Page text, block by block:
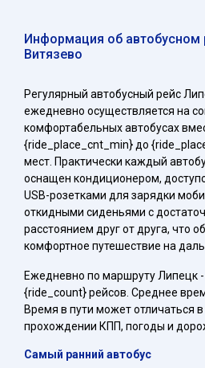
Информация об автобусном
Витязево
Регулярный автобусный рейс
ежедневно осуществляется на
комфортабельных автобусах
{ride_place_cnt_min} до
мест. Практически каждый
оснащен кондиционером,
USB-розетками для зарядки
откидными сиденьями с
расстоянием друг от друга, что
комфортное путешествие на
Ежедневно по маршруту Липецк
{ride_count} рейсов. Среднее
Время в пути может отличаться
прохождении КПП, погоды и
Самый ранний автобус